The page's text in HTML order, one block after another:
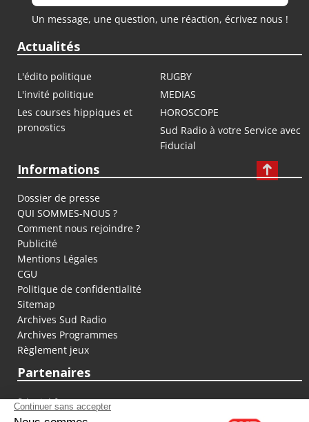
Un message, une question, une réaction, écrivez nous !
Actualités
L'édito politique
RUGBY
L'invité politique
MEDIAS
Les courses hippiques et
pronostics
HOROSCOPE
Sud Radio à votre Service avec
Fiducial
Informations
Dossier de presse
QUI SOMMES-NOUS ?
Comment nous rejoindre ?
Publicité
Mentions Légales
CGU
Politique de confidentialité
Sitemap
Archives Sud Radio
Archives Programmes
Règlement jeux
Partenaires
fiducial.fr